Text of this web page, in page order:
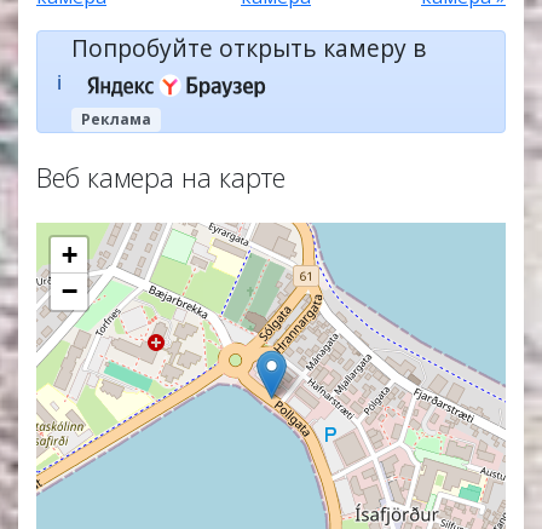
ℹ️
Попробуйте открыть камеру в
Реклама
Веб камера на карте
+
−